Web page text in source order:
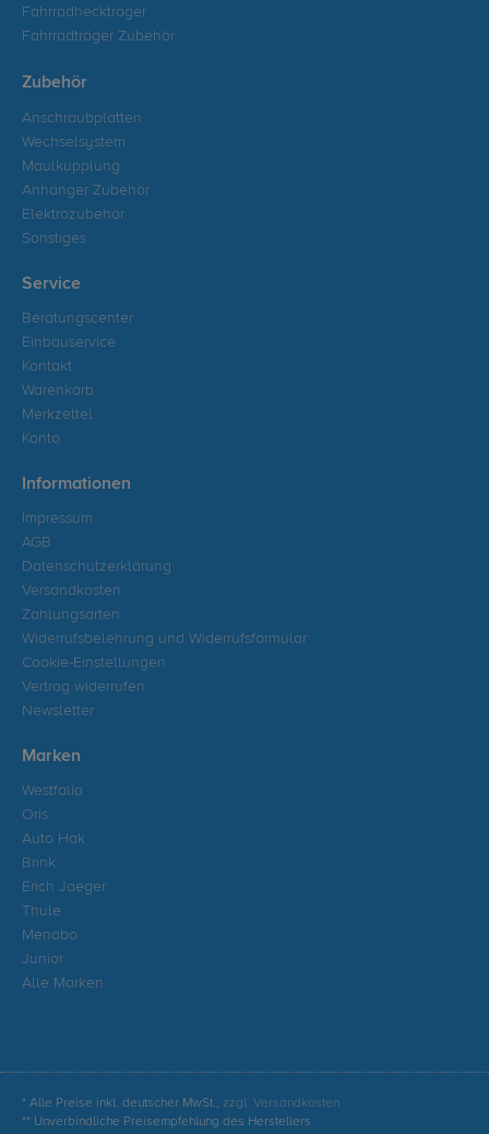
Fahrradheckträger
Fahrradträger Zubehör
Zubehör
Anschraubplatten
Wechselsystem
Maulkupplung
Anhänger Zubehör
Elektrozubehör
Sonstiges
Service
Beratungscenter
Einbauservice
Kontakt
Warenkorb
Merkzettel
Konto
Informationen
Impressum
AGB
Datenschutzerklärung
Versandkosten
Zahlungsarten
Widerrufsbelehrung und Widerrufsformular
Cookie-Einstellungen
Vertrag widerrufen
Newsletter
Marken
Westfalia
Oris
Auto Hak
Brink
Erich Jaeger
Thule
Menabo
Junior
Alle Marken
* Alle Preise inkl. deutscher MwSt., zzgl. Versandkosten
** Unverbindliche Preisempfehlung des Herstellers